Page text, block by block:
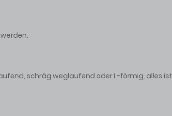
schräg weglaufend oder L-förmig, alles ist